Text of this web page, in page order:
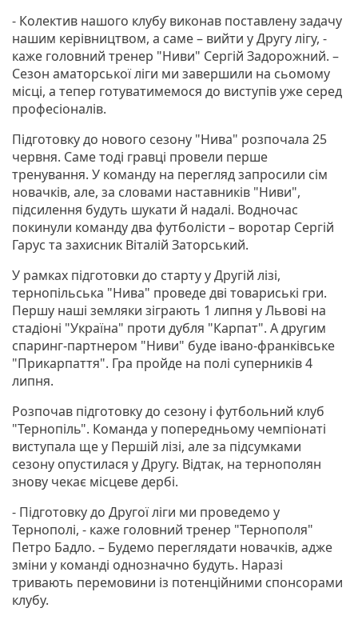
- Колектив нашого клубу виконав поставлену задачу
нашим керівництвом, а саме – вийти у Другу лігу, -
каже головний тренер "Ниви" Сергій Задорожний. –
Сезон аматорської ліги ми завершили на сьомому
місці, а тепер готуватимемося до виступів уже серед
професіоналів.
Підготовку до нового сезону "Нива" розпочала 25
червня. Саме тоді гравці провели перше
тренування. У команду на перегляд запросили сім
новачків, але, за словами наставників "Ниви",
підсилення будуть шукати й надалі. Водночас
покинули команду два футболісти – воротар Сергій
Гарус та захисник Віталій Заторський.
У рамках підготовки до старту у Другій лізі,
тернопільська "Нива" проведе дві товариські гри.
Першу наші земляки зіграють 1 липня у Львові на
стадіоні "Україна" проти дубля "Карпат". А другим
спаринг-партнером "Ниви" буде івано-франківське
"Прикарпаття". Гра пройде на полі суперників 4
липня.
Розпочав підготовку до сезону і футбольний клуб
"Тернопіль". Команда у попередньому чемпіонаті
виступала ще у Першій лізі, але за підсумками
сезону опустилася у Другу. Відтак, на тернополян
знову чекає місцеве дербі.
- Підготовку до Другої ліги ми проведемо у
Тернополі, - каже головний тренер "Тернополя"
Петро Бадло. – Будемо переглядати новачків, адже
зміни у команді однозначно будуть. Наразі
тривають перемовини із потенційними спонсорами
клубу.